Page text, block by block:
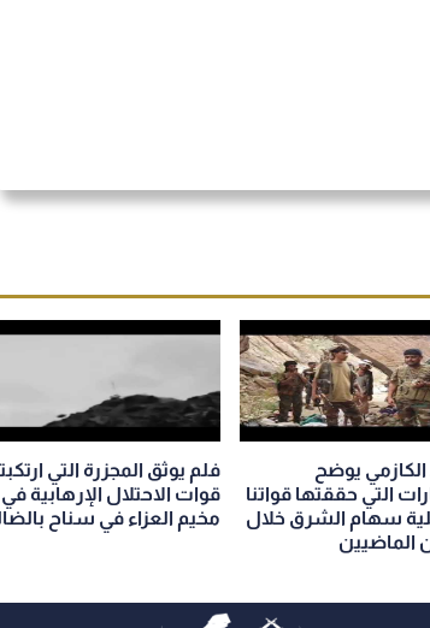
الكازمي يوضح
التي حققتها قواتنا
سهام الشرق خلال
الماضيين
فلم يوثق المجزرة التي
قوات الاحتلال الإرهابية في
مخيم العزاء في سناح